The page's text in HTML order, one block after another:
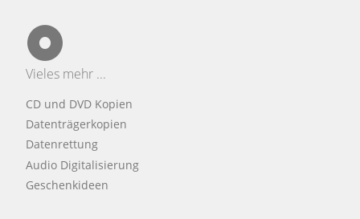
Vieles mehr ...
CD und DVD Kopien
Datenträgerkopien
Datenrettung
Audio Digitalisierung
Geschenkideen